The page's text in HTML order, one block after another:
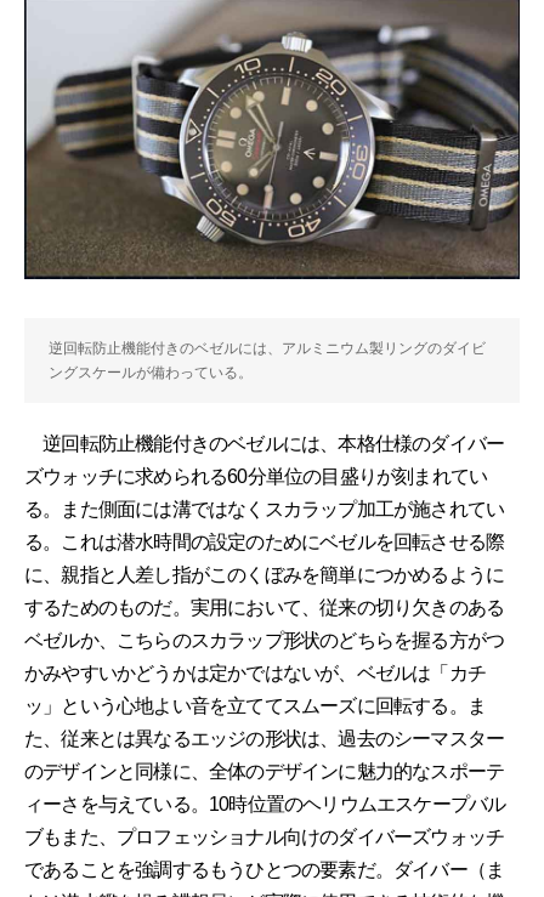
逆回転防止機能付きのベゼルには、アルミニウム製リングのダイビ
ングスケールが備わっている。
逆回転防止機能付きのベゼルには、本格仕様のダイバー
ズウォッチに求められる60分単位の目盛りが刻まれてい
る。また側面には溝ではなくスカラップ加工が施されてい
る。これは潜水時間の設定のためにベゼルを回転させる際
に、親指と人差し指がこのくぼみを簡単につかめるように
するためのものだ。実用において、従来の切り欠きのある
ベゼルか、こちらのスカラップ形状のどちらを握る方がつ
かみやすいかどうかは定かではないが、ベゼルは「カチ
ッ」という心地よい音を立ててスムーズに回転する。ま
た、従来とは異なるエッジの形状は、過去のシーマスター
のデザインと同様に、全体のデザインに魅力的なスポーテ
ィーさを与えている。10時位置のヘリウムエスケープバル
ブもまた、プロフェッショナル向けのダイバーズウォッチ
であることを強調するもうひとつの要素だ。ダイバー（ま